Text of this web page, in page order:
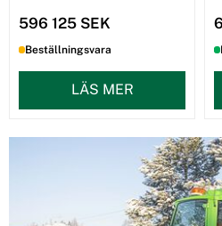
596 125 SEK
Beställningsvara
LÄS MER